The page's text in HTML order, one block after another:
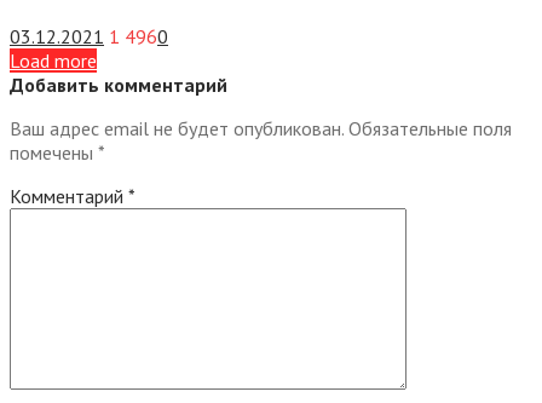
03.12.2021 1 4960
Load more
Добавить комментарий
Ваш адрес email не будет опубликован. Обязательные поля
помечены *
Комментарий *